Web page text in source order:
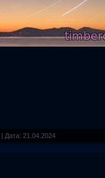
| Дата: 21.04.2024